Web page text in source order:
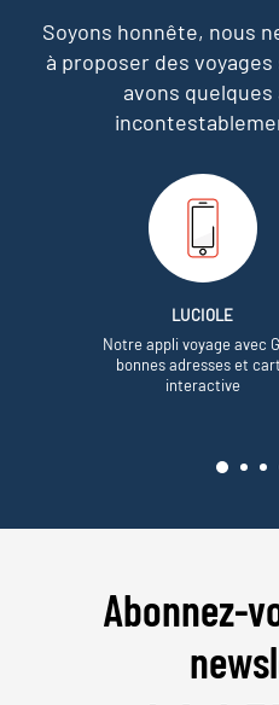
Soyons honnête, nous
à proposer des
avons
LUCIOLE
Notre appli voyage avec
bonnes adresses et
interactive
Abonnez-